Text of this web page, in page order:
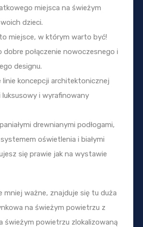
miejsca na świeżym
dzieci.
miejsce, w którym warto być!
połączenie nowoczesnego i
designu.
koncepcji architektonicznej
i wyrafinowany
drewnianymi podłogami,
oświetlenia i białymi
się prawie jak na wystawie
mniej ważne, znajduje się tu duża
na świeżym powietrzu z
świeżym powietrzu zlokalizowaną